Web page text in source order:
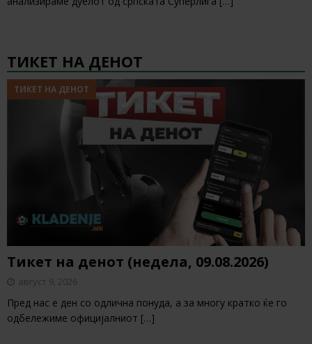
ТИКЕТ НА ДЕНОТ
ТИКЕТ НА ДЕНОТ
Тикет на денот (недела, 09.08.2026)
август 9, 2026
Пред нас е ден со одлична понуда, а за многу кратко ќе го
одбележиме официјалниот […]